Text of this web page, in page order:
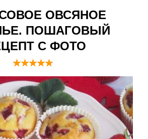
ОВСЯНОЕ
ПОШАГОВЫЙ
С ФОТО